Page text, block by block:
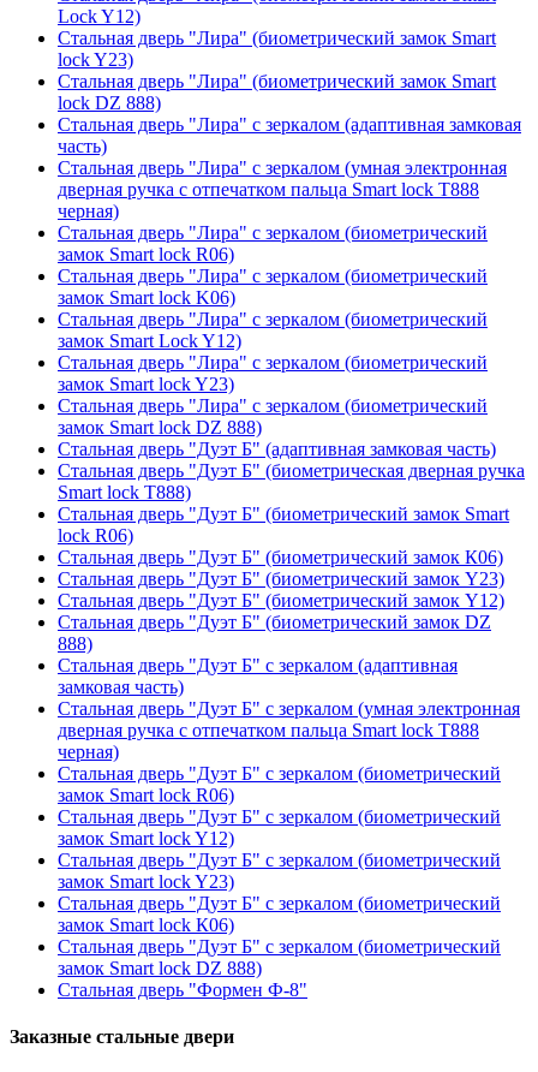
Lock Y12)
Стальная дверь "Лира" (биометрический замок Smart
lock Y23)
Стальная дверь "Лира" (биометрический замок Smart
lock DZ 888)
Стальная дверь "Лира" с зеркалом (адаптивная замковая
часть)
Стальная дверь "Лира" с зеркалом (умная электронная
дверная ручка с отпечатком пальца Smart lock T888
черная)
Стальная дверь "Лира" с зеркалом (биометрический
замок Smart lock R06)
Стальная дверь "Лира" с зеркалом (биометрический
замок Smart lock K06)
Стальная дверь "Лира" с зеркалом (биометрический
замок Smart Lock Y12)
Стальная дверь "Лира" с зеркалом (биометрический
замок Smart lock Y23)
Стальная дверь "Лира" с зеркалом (биометрический
замок Smart lock DZ 888)
Стальная дверь "Дуэт Б" (адаптивная замковая часть)
Стальная дверь "Дуэт Б" (биометрическая дверная ручка
Smart lock T888)
Стальная дверь "Дуэт Б" (биометрический замок Smart
lock R06)
Стальная дверь "Дуэт Б" (биометрический замок К06)
Стальная дверь "Дуэт Б" (биометрический замок Y23)
Стальная дверь "Дуэт Б" (биометрический замок Y12)
Стальная дверь "Дуэт Б" (биометрический замок DZ
888)
Стальная дверь "Дуэт Б" с зеркалом (адаптивная
замковая часть)
Стальная дверь "Дуэт Б" с зеркалом (умная электронная
дверная ручка с отпечатком пальца Smart lock T888
черная)
Стальная дверь "Дуэт Б" с зеркалом (биометрический
замок Smart lock R06)
Стальная дверь "Дуэт Б" с зеркалом (биометрический
замок Smart lock Y12)
Стальная дверь "Дуэт Б" с зеркалом (биометрический
замок Smart lock Y23)
Стальная дверь "Дуэт Б" с зеркалом (биометрический
замок Smart lock К06)
Стальная дверь "Дуэт Б" с зеркалом (биометрический
замок Smart lock DZ 888)
Стальная дверь "Формен Ф-8"
Заказные стальные двери